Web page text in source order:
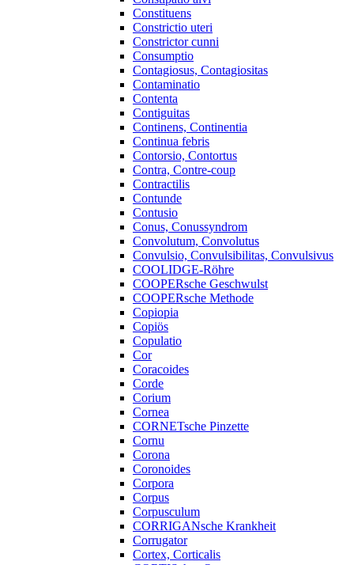
Constituens
Constrictio uteri
Constrictor cunni
Consumptio
Contagiosus, Contagiositas
Contaminatio
Contenta
Contiguitas
Continens, Continentia
Continua febris
Contorsio, Contortus
Contra, Contre-coup
Contractilis
Contunde
Contusio
Conus, Conussyndrom
Convolutum, Convolutus
Convulsio, Convulsibilitas, Convulsivus
COOLIDGE-Röhre
COOPERsche Geschwulst
COOPERsche Methode
Copiopia
Copiös
Copulatio
Cor
Coracoides
Corde
Corium
Cornea
CORNETsche Pinzette
Cornu
Corona
Coronoides
Corpora
Corpus
Corpusculum
CORRIGANsche Krankheit
Corrugator
Cortex, Corticalis